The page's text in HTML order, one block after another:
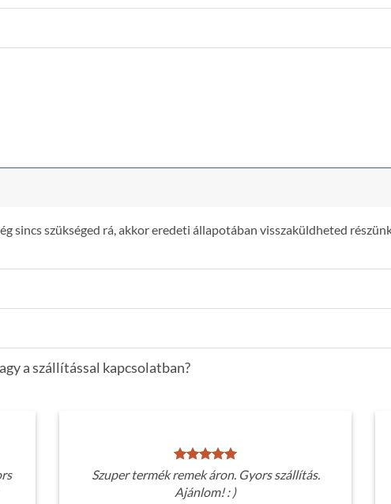
sincs szükséged rá, akkor eredeti állapotában visszaküldheted
a szállítással kapcsolatban?
Szuper termék remek áron. Gyors szállítás.
Ajánlom! : )